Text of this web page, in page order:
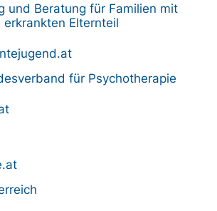
und Beratung für Familien mit
Elternteil
für Psychotherapie